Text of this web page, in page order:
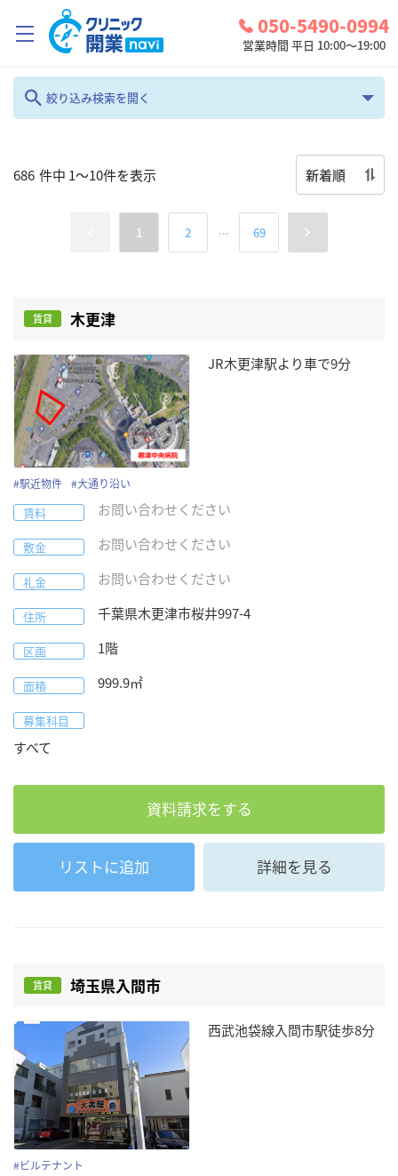
050-5490-0994
営業時間 平日 10:00～19:00
絞り込み検索を開く
美容外科
賃料/価格
下限なし
広さ
下限なし
#駅近物件
#医療モール物件 #視認性良好 # 1階物件
#生活道路沿い #競合少ない #駐車場あり
#即入居可 #大通り沿い
#持分譲渡 #事業譲渡
686 件中 1～10件を表示 新着順
1 2 ... 69
賃貸 木更津
JR木更津駅より車で9分
#駅近物件 #大通り沿い
賃料 お問い合わせください
敷金 お問い合わせください
礼金 お問い合わせください
住所 千葉県木更津市桜井997-4
区画 1階
面積 999.9㎡
募集科目
すべて
資料請求をする
リストに追加 詳細を見る
賃貸 埼玉県入間市
西武池袋線入間市駅徒歩8分
#ビルテナント
クリニック開業ナビとは？
コンシェルジュサービス